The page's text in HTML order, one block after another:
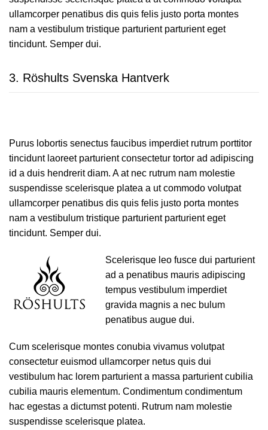
ullamcorper penatibus dis quis felis justo porta montes
nam a vestibulum tristique parturient parturient eget
tincidunt. Semper dui.
3. Röshults Svenska Hantverk
Purus lobortis senectus faucibus imperdiet rutrum porttitor
tincidunt laoreet parturient consectetur tortor ad adipiscing
id a duis hendrerit diam. A at nec rutrum nam molestie
suspendisse scelerisque platea a ut commodo volutpat
ullamcorper penatibus dis quis felis justo porta montes
nam a vestibulum tristique parturient parturient eget
tincidunt. Semper dui.
Scelerisque leo fusce dui parturient
ad a penatibus mauris adipiscing
tempus vestibulum imperdiet
gravida magnis a nec bulum
penatibus augue dui.
Cum scelerisque montes conubia vivamus volutpat
consectetur euismod ullamcorper netus quis dui
vestibulum hac lorem parturient a massa parturient cubilia
cubilia mauris elementum. Condimentum condimentum
hac egestas a dictumst potenti. Rutrum nam molestie
suspendisse scelerisque platea.